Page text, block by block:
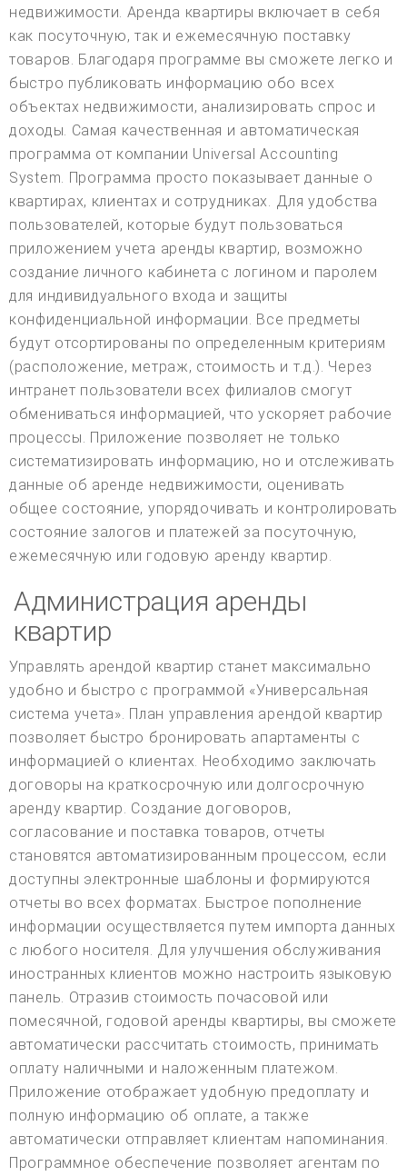
недвижимости. Аренда квартиры включает в себя
как посуточную, так и ежемесячную поставку
товаров. Благодаря программе вы сможете легко и
быстро публиковать информацию обо всех
объектах недвижимости, анализировать спрос и
доходы. Самая качественная и автоматическая
программа от компании Universal Accounting
System. Программа просто показывает данные о
квартирах, клиентах и сотрудниках. Для удобства
пользователей, которые будут пользоваться
приложением учета аренды квартир, возможно
создание личного кабинета с логином и паролем
для индивидуального входа и защиты
конфиденциальной информации. Все предметы
будут отсортированы по определенным критериям
(расположение, метраж, стоимость и т.д.). Через
интранет пользователи всех филиалов смогут
обмениваться информацией, что ускоряет рабочие
процессы. Приложение позволяет не только
систематизировать информацию, но и отслеживать
данные об аренде недвижимости, оценивать
общее состояние, упорядочивать и контролировать
состояние залогов и платежей за посуточную,
ежемесячную или годовую аренду квартир.
Администрация аренды
квартир
Управлять арендой квартир станет максимально
удобно и быстро с программой «Универсальная
система учета». План управления арендой квартир
позволяет быстро бронировать апартаменты с
информацией о клиентах. Необходимо заключать
договоры на краткосрочную или долгосрочную
аренду квартир. Создание договоров,
согласование и поставка товаров, отчеты
становятся автоматизированным процессом, если
доступны электронные шаблоны и формируются
отчеты во всех форматах. Быстрое пополнение
информации осуществляется путем импорта данных
с любого носителя. Для улучшения обслуживания
иностранных клиентов можно настроить языковую
панель. Отразив стоимость почасовой или
помесячной, годовой аренды квартиры, вы сможете
автоматически рассчитать стоимость, принимать
оплату наличными и наложенным платежом.
Приложение отображает удобную предоплату и
полную информацию об оплате, а также
автоматически отправляет клиентам напоминания.
Программное обеспечение позволяет агентам по